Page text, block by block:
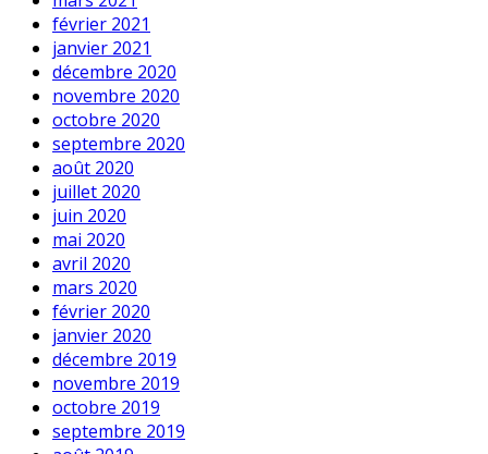
février 2021
janvier 2021
décembre 2020
novembre 2020
octobre 2020
septembre 2020
août 2020
juillet 2020
juin 2020
mai 2020
avril 2020
mars 2020
février 2020
janvier 2020
décembre 2019
novembre 2019
octobre 2019
septembre 2019